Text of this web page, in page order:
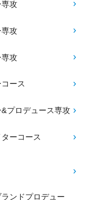
攻
攻
専攻
ース
プロデュース専攻
ーコース
ンドプロデュー